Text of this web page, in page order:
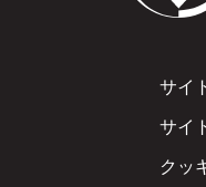
サイ
サイ
クッ